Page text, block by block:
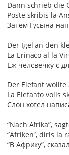
Dann schrieb die
Poste skribis la
Затем Гусына
Der Igel an den
La Erinaco al la
Ёж человечку с
Der Elefant wollte
La Elefanto volis
Слон хотел
“Nach Afrika”,
“Afriken”, diris la
“В Африку”,